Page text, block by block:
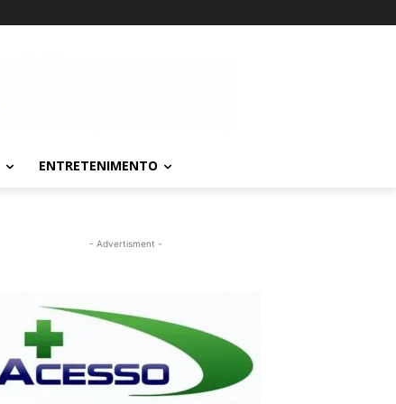
ENTRETENIMENTO
- Advertisment -